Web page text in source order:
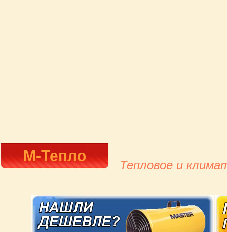
М-Тепло
Тепловое и